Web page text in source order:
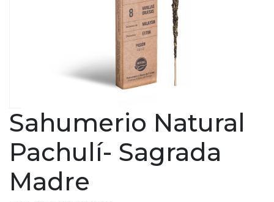
Sahumerio Natural
Pachulí- Sagrada
Madre